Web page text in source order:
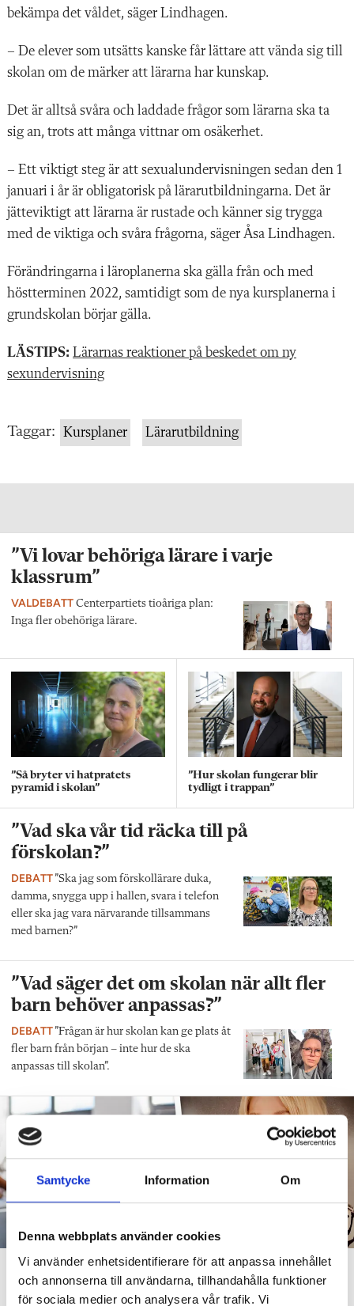
Samtycke Information Om
Denna webbplats använder cookies
Vi använder enhetsidentifierare för att anpassa innehållet
och annonserna till användarna, tillhandahålla funktioner
för sociala medier och analysera vår trafik. Vi
bekämpa det våldet, säger Lindhagen.
– De elever som utsätts kanske får lättare att vända sig till
skolan om de märker att lärarna har kunskap.
Det är alltså svåra och laddade frågor som lärarna ska ta
sig an, trots att många vittnar om osäkerhet.
– Ett viktigt steg är att sexualundervisningen sedan den 1
januari i år är obligatorisk på lärarutbildningarna. Det är
jätteviktigt att lärarna är rustade och känner sig trygga
med de viktiga och svåra frågorna, säger Åsa Lindhagen.
Förändringarna i läroplanerna ska gälla från och med
höstterminen 2022, samtidigt som de nya kursplanerna i
grundskolan börjar gälla.
LÄSTIPS:
Lärarnas reaktioner på beskedet om ny
sexundervisning
Taggar: Kursplaner Lärarutbildning
”Vi lovar behöriga lärare i varje
klassrum”
VALDEBATT Centerpartiets tioåriga plan:
Inga fler obehöriga lärare.
”Så bryter vi hatpratets
pyramid i skolan”
”Hur skolan fungerar blir
tydligt i trappan”
”Vad ska vår tid räcka till på
förskolan?”
DEBATT”Ska jag som förskollärare duka,
damma, snygga upp i hallen, svara i telefon
eller ska jag vara närvarande tillsammans
med barnen?”
”Vad säger det om skolan när allt fler
barn behöver anpassas?”
DEBATT”Frågan är hur skolan kan ge plats åt
fler barn från början – inte hur de ska
anpassas till skolan”.
”Att ställa krav är inte elakt”
DEBATT”Att ställa krav är inte elakt. Att vara schysst är inte alltid